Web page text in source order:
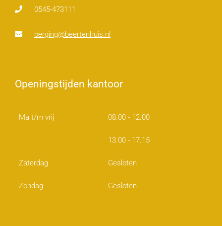
0545-473111
berging@beertenhuis.nl
Openingstijden kantoor
Ma t/m vrij 08.00 - 12.00
13.00 - 17.15
Zaterdag Gesloten
Zondag Gesloten